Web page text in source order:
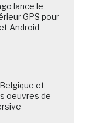
lance le
GPS pour
Android
et
oeuvres de